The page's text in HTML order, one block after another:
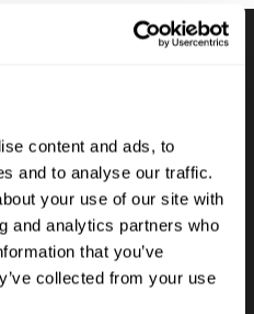
content and ads, to
and to analyse our traffic.
your use of our site with
and analytics partners who
that you’ve
collected from your use
رقمية
إن كنّا نريد أن نتطوّر قدرة
الضروريّ أن نعرف هذا
وقوّة وتضمّنها في الأهليّات